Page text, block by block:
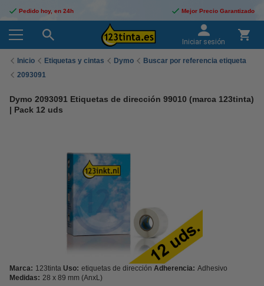
Pedido hoy, en 24h Mejor Precio Garantizado
Iniciar sesión
Inicio Etiquetas y cintas Dymo
Buscar por referencia etiqueta
2093091
Dymo 2093091 Etiquetas de dirección 99010 (marca 123tinta)
| Pack 12 uds
Marca: 123tinta Uso: etiquetas de dirección Adherencia: Adhesivo
Medidas: 28 x 89 mm (AnxL)